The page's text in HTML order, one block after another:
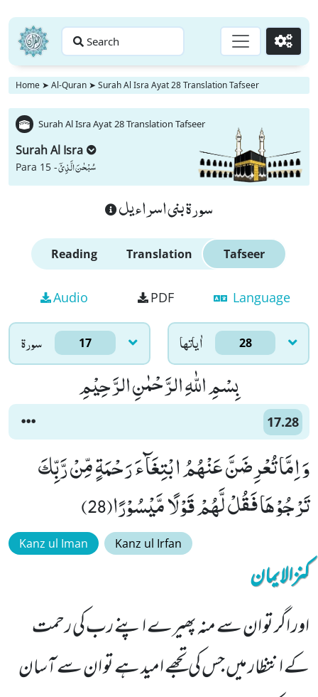
Search Go
Home ➤ Al-Quran ➤ Surah Al Isra Ayat 28 Translation Tafseer
Surah Al Isra Ayat 28 Translation Tafseer
Surah Al Isra
Para 15 -سُبْحٰنَ الَّذِیْۤ
سورة بنى اسراءيل
Reading Translation Tafseer
Audio PDF Language
سورۃ 17 اٰياتها 28
بِسْمِ اللّٰهِ الرَّحْمٰنِ الرَّحِیْمِ
17.28
وَ اِمَّا تُعْرِضَنَّ عَنْهُمُ ابْتِغَآءَ رَحْمَةٍ مِّنْ رَّبِّكَ
تَرْجُوْهَا فَقُلْ لَّهُمْ قَوْلًا مَّیْسُوْرًا(28)
Kanz ul Iman Kanz ul Irfan
کنزالایمان
اور اگر تو ان سے منہ پھیرے اپنے رب کی رحمت
کے انتظار میں جس کی تجھے امید ہے تو ان سے آسان